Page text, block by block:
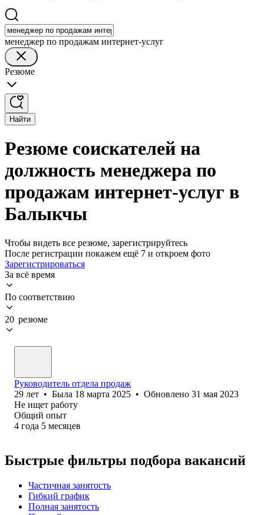
менеджер по продажам интернет-услуг
Резюме
Найти
Резюме соискателей на
должность менеджера по
продажам интернет-услуг в
Балыкчы
Чтобы видеть все резюме, зарегистрируйтесь
После регистрации покажем ещё 7 и откроем фото
Зарегистрироваться
За всё время
По соответствию
20 резюме
Руководитель отдела продаж
29 лет • Была 18 марта 2025 • Обновлено 31 мая 2023
Не ищет работу
Общий опыт
4 года 5 месяцев
Быстрые фильтры подбора вакансий
Частичная занятость
Гибкий график
Полная занятость